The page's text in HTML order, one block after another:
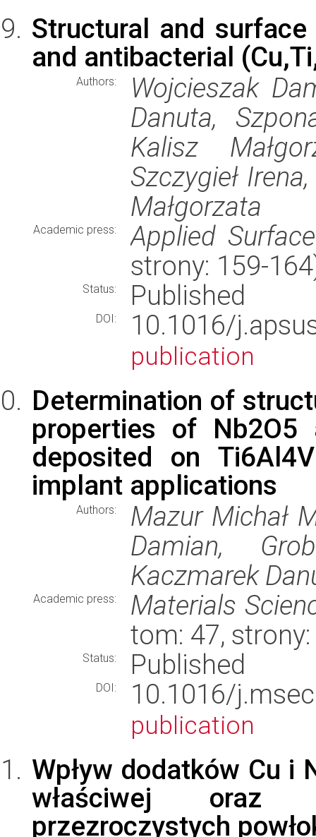
Structural and
and antibacterial
Authors:
Wojcieszak
Danuta,
Kalisz
Szczygieł
Małgorzata
Academic press:
Applied
strony: 159-
Status: Published
DOI: 10.1016/
publication
Determination of
properties of Nb2O5
deposited on
implant applications
Authors:
Mazur Michał
Damian,
Kaczmarek
Academic press:
Materials
tom: 47,
Status: Published
DOI: 10.1016/
publication
Wpływ dodatków Cu i
właściwej oraz
przezroczystych